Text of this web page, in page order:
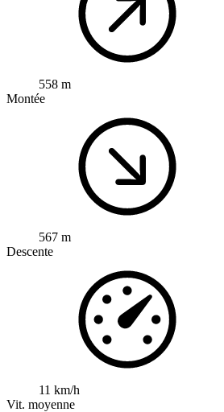
558 m
Montée
567 m
Descente
11 km/h
Vit. moyenne